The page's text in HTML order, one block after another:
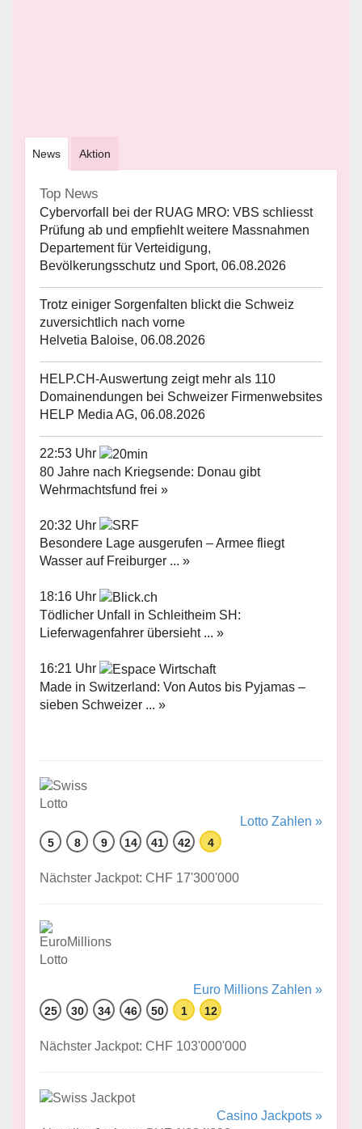
News Aktion
Top News
Cybervorfall bei der RUAG MRO: VBS schliesst
Prüfung ab und empfiehlt weitere Massnahmen
Departement für Verteidigung,
Bevölkerungsschutz und Sport, 06.08.2026
Trotz einiger Sorgenfalten blickt die Schweiz
zuversichtlich nach vorne
Helvetia Baloise, 06.08.2026
HELP.CH-Auswertung zeigt mehr als 110
Domainendungen bei Schweizer Firmenwebsites
HELP Media AG, 06.08.2026
22:53 Uhr
80 Jahre nach Kriegsende: Donau gibt
Wehrmachtsfund frei »
20:32 Uhr
Besondere Lage ausgerufen – Armee fliegt
Wasser auf Freiburger ... »
18:16 Uhr
Tödlicher Unfall in Schleitheim SH:
Lieferwagenfahrer übersieht ... »
16:21 Uhr
Made in Switzerland: Von Autos bis Pyjamas –
sieben Schweizer ... »
Lotto Zahlen »
5 8 9 14 41 42 4
Nächster Jackpot: CHF 17'300'000
Euro Millions Zahlen »
25 30 34 46 50 1 12
Nächster Jackpot: CHF 103'000'000
Casino Jackpots »